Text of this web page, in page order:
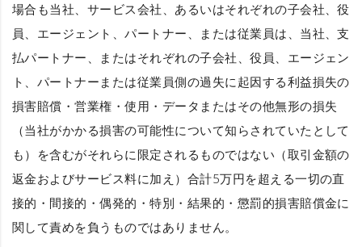
場合も当社、サービス会社、あるいはそれぞれの子会社、役
員、エージェント、パートナー、または従業員は、当社、支
払パートナー、またはそれぞれの子会社、役員、エージェン
ト、パートナーまたは従業員側の過失に起因する利益損失の
損害賠償・営業権・使用・データまたはその他無形の損失
（当社がかかる損害の可能性について知らされていたとして
も）を含むがそれらに限定されるものではない（取引金額の
返金およびサービス料に加え）合計5万円を超える一切の直
接的・間接的・偶発的・特別・結果的・懲罰的損害賠償金に
関して責めを負うものではありません。